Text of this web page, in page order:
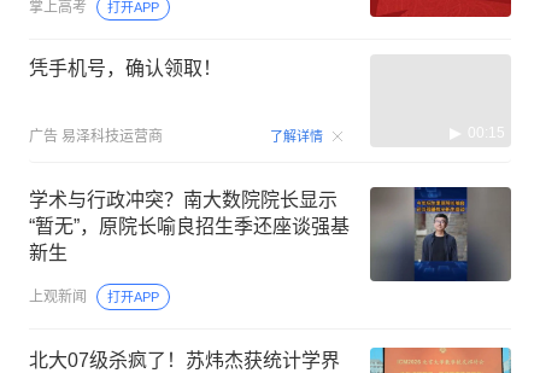
掌上高考 打开APP
凭手机号，确认领取！
广告 易泽科技运营商 了解详情 00:15
学术与行政冲突？南大数院院长显示
“暂无”，原院长喻良招生季还座谈强基
新生
上观新闻 打开APP
北大07级杀疯了！苏炜杰获统计学界